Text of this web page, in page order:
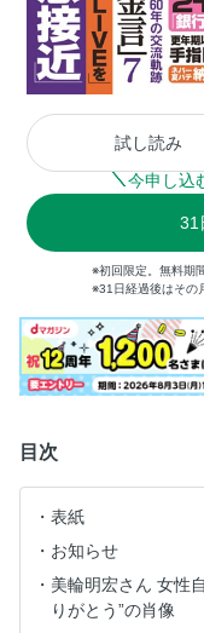
試し読み
今申し込
31
※初回限定。無料期
※31日経過後はその
目次
表紙
お知らせ
美輪明宏さん 女性
りがとう”の肖像